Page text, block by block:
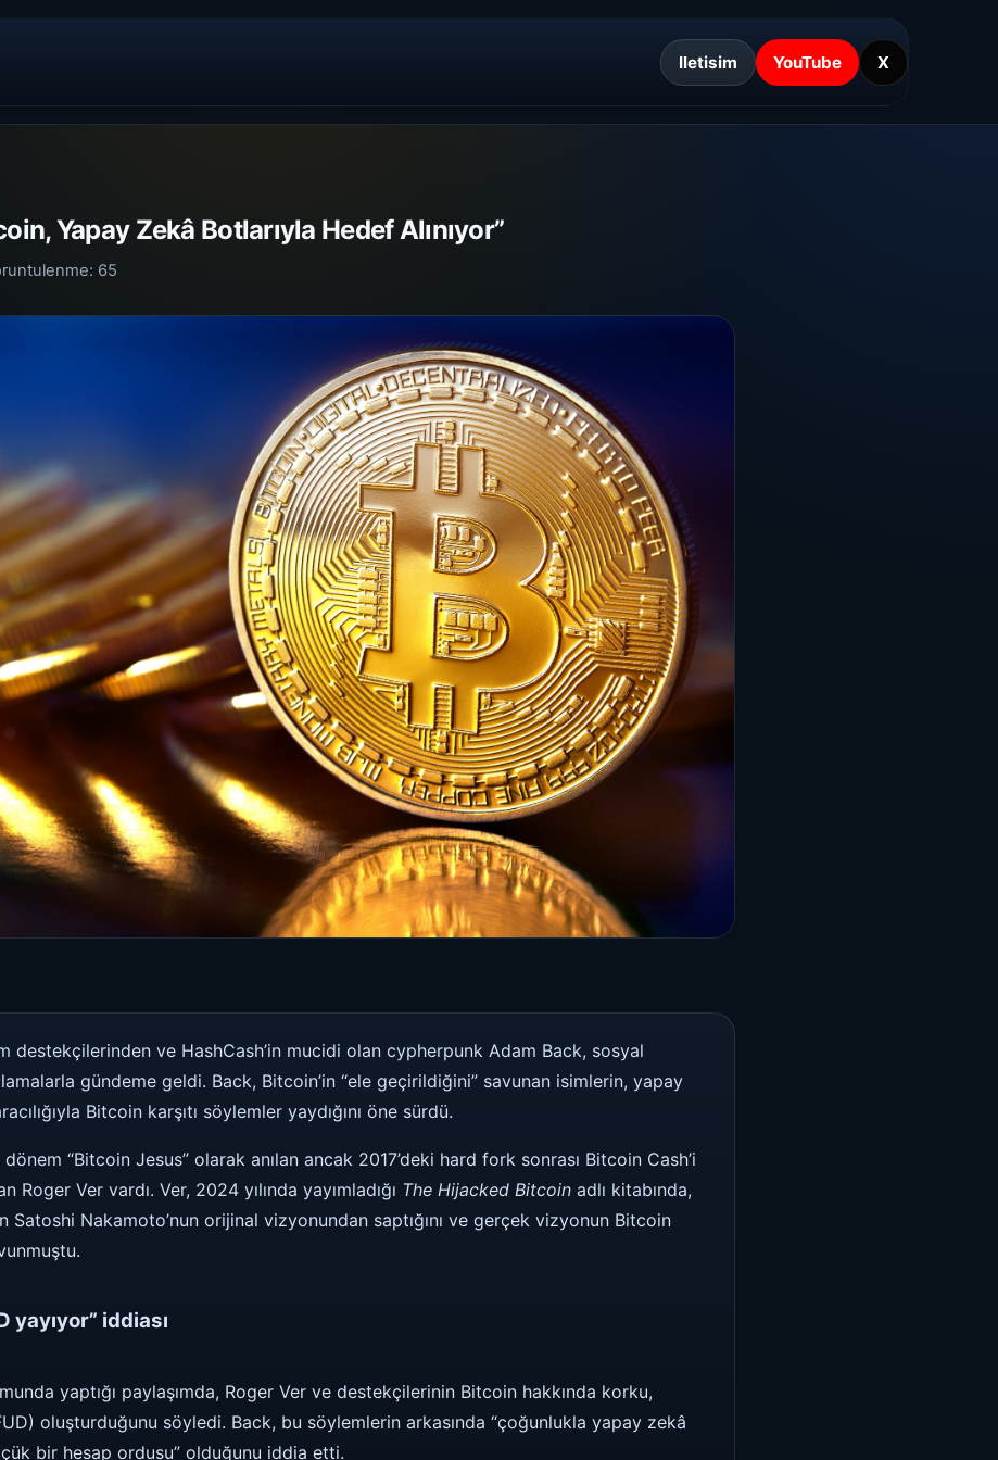
Iletisim YouTube X
Yapay Zekâ Botlarıyla Hedef Alınıyor”
65
destekçilerinden ve HashCash’in mucidi olan cypherpunk Adam Back, sosyal
gündeme geldi. Back, Bitcoin’in “ele geçirildiğini” savunan isimlerin, yapay
Bitcoin karşıtı söylemler yaydığını öne sürdü.
“Bitcoin Jesus” olarak anılan ancak 2017’deki hard fork sonrası Bitcoin Cash’i
Roger Ver vardı. Ver, 2024 yılında yayımladığı The Hijacked Bitcoin adlı kitabında,
Satoshi Nakamoto’nun orijinal vizyonundan saptığını ve gerçek vizyonun Bitcoin
yayıyor” iddiası
yaptığı paylaşımda, Roger Ver ve destekçilerinin Bitcoin hakkında korku,
oluşturduğunu söyledi. Back, bu söylemlerin arkasında “çoğunlukla yapay zekâ
bir hesap ordusu” olduğunu iddia etti.